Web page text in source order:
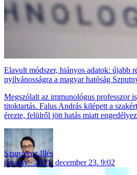
Elavult módszer, hiányos adatok: újabb
nyilvánosságra a magyar hatóság
Megszólalt az immunológus professzor
titoktartás. Falus András kilépett a
érezte, felülről jött hatás miatt
Szurovecz Illés
járvány
2021. december 23. 9:02